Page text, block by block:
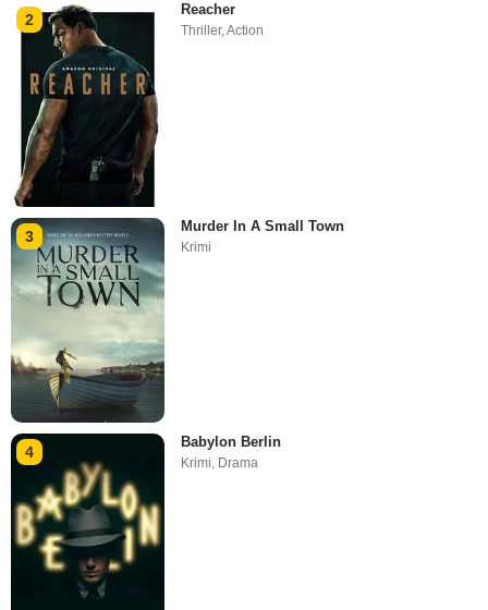
2
Reacher
Thriller,Action
3
Murder In A Small Town
Krimi
4
Babylon Berlin
Krimi, Drama